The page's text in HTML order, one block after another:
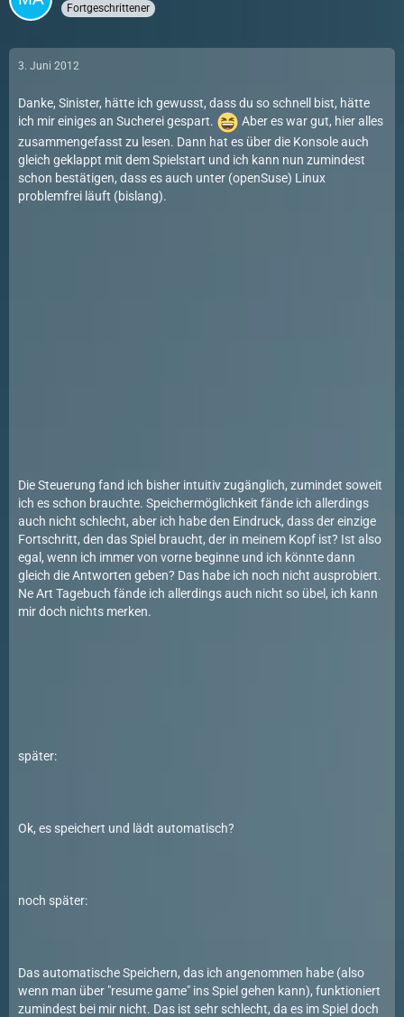
Fortgeschrittener
3. Juni 2012
Danke, Sinister, hätte ich gewusst, dass du so schnell bist, hätte
ich mir einiges an Sucherei gespart.
Aber es war gut, hier alles
zusammengefasst zu lesen. Dann hat es über die Konsole auch
gleich geklappt mit dem Spielstart und ich kann nun zumindest
schon bestätigen, dass es auch unter (openSuse) Linux
problemfrei läuft (bislang).
Die Steuerung fand ich bisher intuitiv zugänglich, zumindet soweit
ich es schon brauchte. Speichermöglichkeit fände ich allerdings
auch nicht schlecht, aber ich habe den Eindruck, dass der einzige
Fortschritt, den das Spiel braucht, der in meinem Kopf ist? Ist also
egal, wenn ich immer von vorne beginne und ich könnte dann
gleich die Antworten geben? Das habe ich noch nicht ausprobiert.
Ne Art Tagebuch fände ich allerdings auch nicht so übel, ich kann
mir doch nichts merken.
später:
Ok, es speichert und lädt automatisch?
noch später:
Das automatische Speichern, das ich angenommen habe (also
wenn man über "resume game" ins Spiel gehen kann), funktioniert
zumindest bei mir nicht. Das ist sehr schlecht, da es im Spiel doch